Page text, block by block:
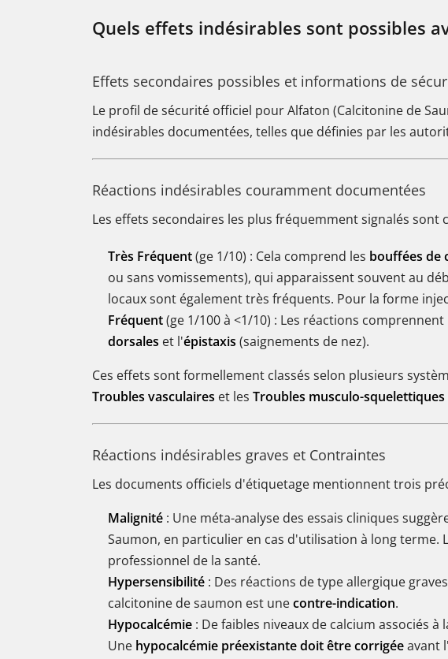
Quels effets indésirables sont possibles
Effets secondaires possibles et informations de
Le profil de sécurité officiel pour Alfaton (Calcitonine de
indésirables documentées, telles que définies par les
Réactions indésirables couramment documentées
Les effets secondaires les plus fréquemment signalés
Très Fréquent(ge 1/10) : Cela comprend les bouffées de
ou sans vomissements), qui apparaissent souvent au
locaux sont également très fréquents. Pour la forme
Fréquent(ge 1/100 à <1/10) : Les réactions comprennent
dorsales et l'épistaxis (saignements de nez).
Ces effets sont formellement classés selon plusieurs
Troubles vasculaires et les Troubles musculo-
Réactions indésirables graves et Contraintes
Les documents officiels d'étiquetage mentionnent trois
Malignité : Une méta-analyse des essais cliniques
Saumon, en particulier en cas d'utilisation à long
professionnel de la santé.
Hypersensibilité : Des réactions de type allergique
calcitonine de saumon est unecontre-indication.
Hypocalcémie : De faibles niveaux de calcium associés à
Une hypocalcémie préexistante doit être corrigéeavant